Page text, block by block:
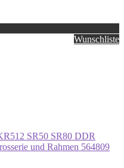
Wunschliste